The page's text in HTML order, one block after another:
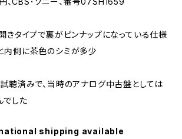
きタイプで裏がピンナップになっている仕様
内側に茶色のシミが多少
聴済みで、当時のアナログ中古盤としては
でした
shipping available